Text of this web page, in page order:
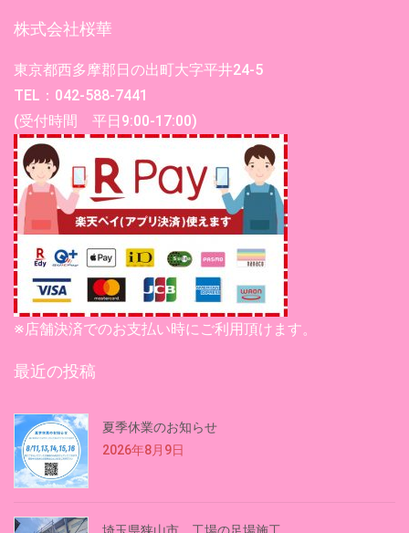
株式会社桜華
東京都西多摩郡日の出町大字平井24-5
TEL：042-588-7441
(受付時間 平日9:00-17:00)
※店舗決済でのお支払い時にご利用頂けます。
最近の投稿
夏季休業のお知らせ
2026年8月9日